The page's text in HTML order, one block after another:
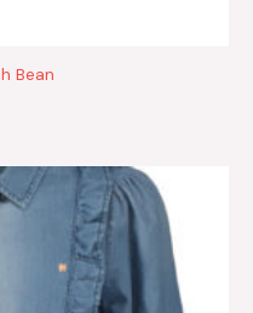
Bean